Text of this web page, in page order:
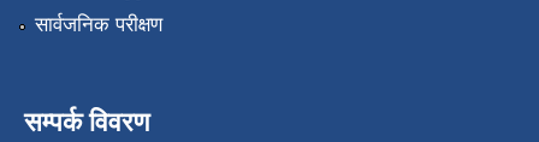
सार्वजनिक परीक्षण
सम्पर्क विवरण